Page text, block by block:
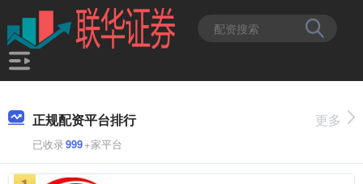
正规配资平台排行
已收录999+家平台
更多